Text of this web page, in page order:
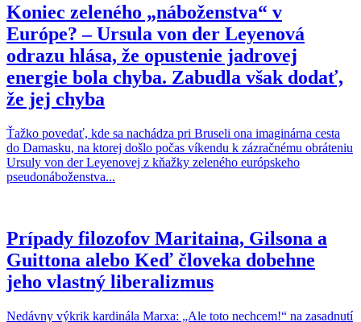
Koniec zeleného „náboženstva“ v
Európe? – Ursula von der Leyenová
odrazu hlása, že opustenie jadrovej
energie bola chyba. Zabudla však dodať,
že jej chyba
Ťažko povedať, kde sa nachádza pri Bruseli ona imaginárna cesta
do Damasku, na ktorej došlo počas víkendu k zázračnému obráteniu
Ursuly von der Leyenovej z kňažky zeleného európskeho
pseudonáboženstva...
Prípady filozofov Maritaina, Gilsona a
Guittona alebo Keď človeka dobehne
jeho vlastný liberalizmus
Nedávny výkrik kardinála Marxa: „Ale toto nechcem!“ na zasadnutí